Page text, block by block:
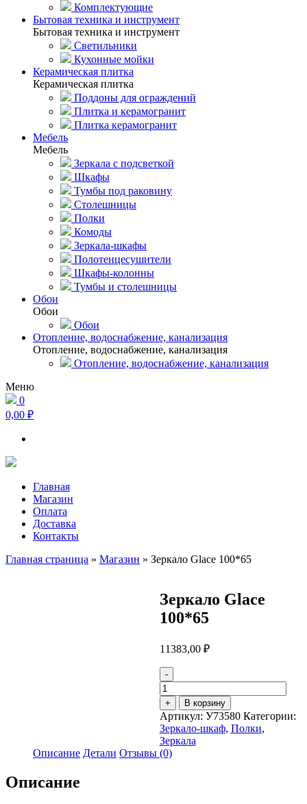
Комплектующие
Бытовая техника и инструмент
Бытовая техника и инструмент
Светильники
Кухонные мойки
Керамическая плитка
Керамическая плитка
Поддоны для ограждений
Плитка и керамогранит
Плитка керамогранит
Мебель
Мебель
Зеркала с подсветкой
Шкафы
Тумбы под раковину
Столешницы
Полки
Комоды
Зеркала-шкафы
Полотенцесушители
Шкафы-колонны
Тумбы и столешницы
Обои
Обои
Обои
Отопление, водоснабжение, канализация
Отопление, водоснабжение, канализация
Отопление, водоснабжение, канализация
Меню
0
0,00 ₽
Главная
Магазин
Оплата
Доставка
Контакты
Главная страница » Магазин » Зеркало Glace 100*65
Зеркало Glace
100*65
11383,00 ₽
-
Количество
товара
Зеркало
Glace
100*65
+ В корзину
Артикул: У73580 Категории:
Зеркало-шкаф, Полки,
Зеркала
Описание Детали Отзывы (0)
Описание